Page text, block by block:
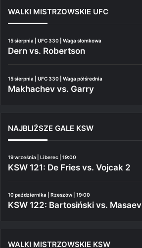
WALKI MISTRZOWSKIE UFC
15 sierpnia | UFC 330 | Waga słomkowa
Dern vs. Robertson
15 sierpnia | UFC 330 | Waga półśrednia
Makhachev vs. Garry
NAJBLIŻSZE GALE KSW
19 września | Liberec | 19:00
KSW 121: De Fries vs. Vojcak 2
10 października | Rzeszów | 19:00
KSW 122: Bartosiński vs. Masaev
WALKI MISTRZOWSKIE KSW